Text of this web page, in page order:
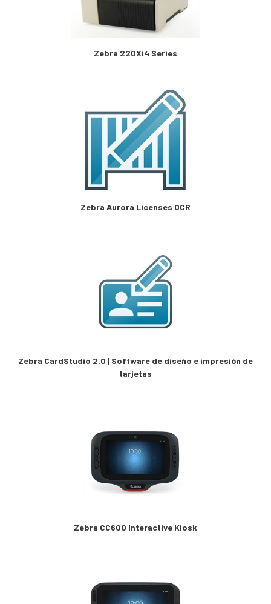
Zebra 220Xi4 Series
Zebra Aurora Licenses OCR
Zebra CardStudio 2.0 | Software de diseño e impresión de
tarjetas
Zebra CC600 Interactive Kiosk